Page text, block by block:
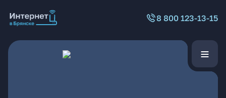
8 800 123-13-15